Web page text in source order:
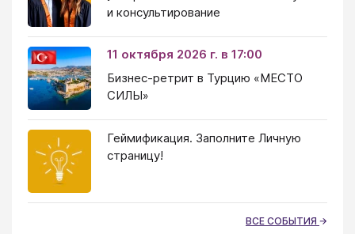
и консультирование
11 октября 2026 г. в 17:00
Бизнес-ретрит в Турцию «МЕСТО
СИЛЫ»
Геймификация. Заполните Личную
страницу!
ВСЕ СОБЫТИЯ